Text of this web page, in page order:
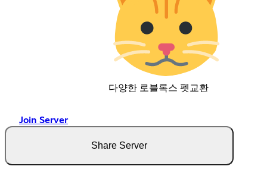
다양한 로블록스 펫교환
Join Server
Share Server